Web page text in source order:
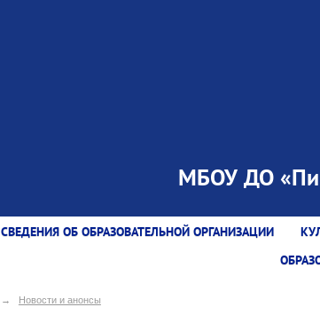
МБОУ ДО
СВЕДЕНИЯ ОБ ОБРАЗОВАТЕЛЬНОЙ ОРГАНИЗАЦИИ
→ Новости и анонсы